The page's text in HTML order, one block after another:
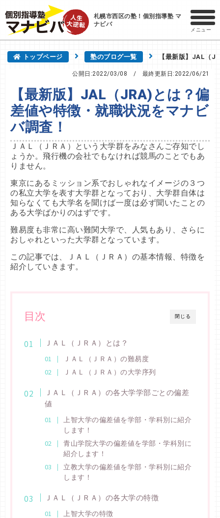
札幌市西区の塾！個別指導塾 マ
ナビバ
メニュー
トップページ 塾のブログ一覧 【最新版】JAL（
公開日:2022/03/08 / 最終更新日:2022/06/21
【最新版】JAL（JRA)とは？偏
差値や特徴・就職状況をマナビ
バ調査！
ＪＡＬ（ＪＲＡ）という大学群をみなさんご存知でし
ょうか。飛行機の会社でもなければ競馬のことでもあ
りません。
東京にあるミッション系でおしゃれなイメージの３つ
の私立大学を表す大学群となっており、大学群自体は
知らなくても大学名を聞けば一度は必ず聞いたことの
ある大学ばかりのはずです。
難易度も非常に高い難関大学で、人気もあり、さらに
おしゃれといった大学群となっています。
この記事では、ＪＡＬ（ＪＲＡ）の基本情報、特徴を
紹介していきます。
閉じる
目次
ＪＡＬ（ＪＲＡ）とは？
ＪＡＬ（ＪＲＡ）の難易度
ＪＡＬ（ＪＲＡ）の大学序列
ＪＡＬ（ＪＲＡ）の各大学学部ごとの偏差
値
上智大学の偏差値を学部・学科別に紹介
します！
青山学院大学の偏差値を学部・学科別に
紹介します！
立教大学の偏差値を学部・学科別に紹介
します！
ＪＡＬ（ＪＲＡ）の各大学の特徴
上智大学の特徴